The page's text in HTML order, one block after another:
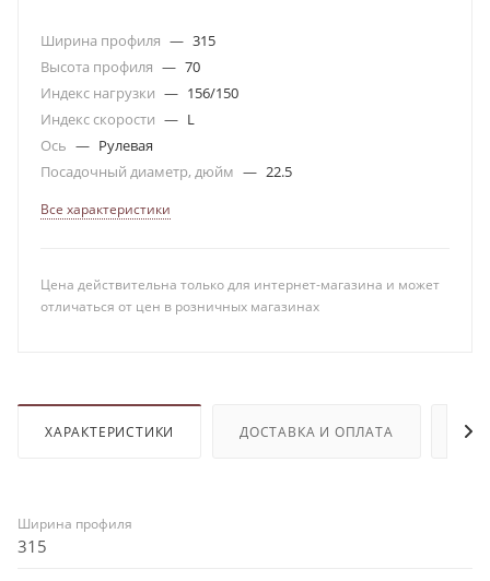
Ширина профиля — 315
Высота профиля — 70
Индекс нагрузки — 156/150
Индекс скорости — L
Ось — Рулевая
Посадочный диаметр, дюйм — 22.5
Все характеристики
Цена действительна только для интернет-магазина и может
отличаться от цен в розничных магазинах
ХАРАКТЕРИСТИКИ ДОСТАВКА И ОПЛАТА
Ширина профиля
315